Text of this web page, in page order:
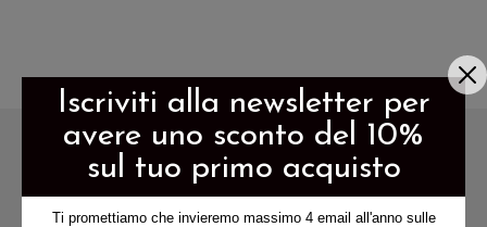
più
varianti.
opzioni
varianti.
Le
opzioni
possono
essere
Iscriviti alla newsletter per
avere uno sconto del 10%
sul tuo primo acquisto
Ti promettiamo che invieremo massimo 4 email all'anno sulle